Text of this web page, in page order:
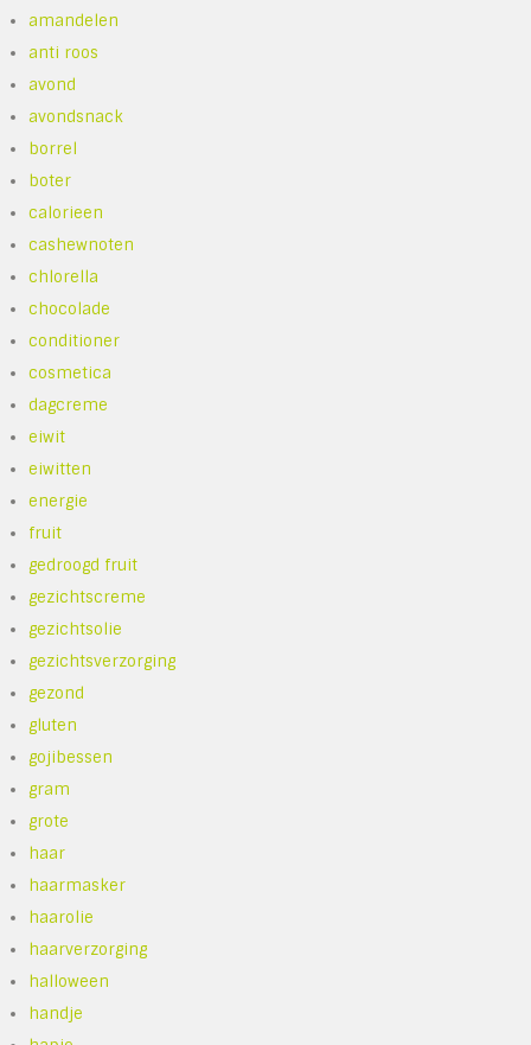
amandelen
anti roos
avond
avondsnack
borrel
boter
calorieen
cashewnoten
chlorella
chocolade
conditioner
cosmetica
dagcreme
eiwit
eiwitten
energie
fruit
gedroogd fruit
gezichtscreme
gezichtsolie
gezichtsverzorging
gezond
gluten
gojibessen
gram
grote
haar
haarmasker
haarolie
haarverzorging
halloween
handje